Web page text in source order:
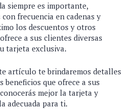
siempre es importante,
frecuencia en cadenas y
los descuentos y otros
a sus clientes diversas
tarjeta exclusiva.
artículo te brindaremos detalles
que ofrece a sus
mejor la tarjeta y
adecuada para ti.